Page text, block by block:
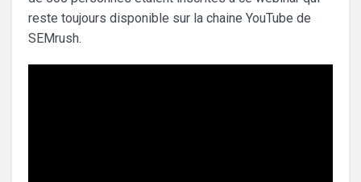
reste toujours disponible sur la chaine YouTube de
SEMrush.